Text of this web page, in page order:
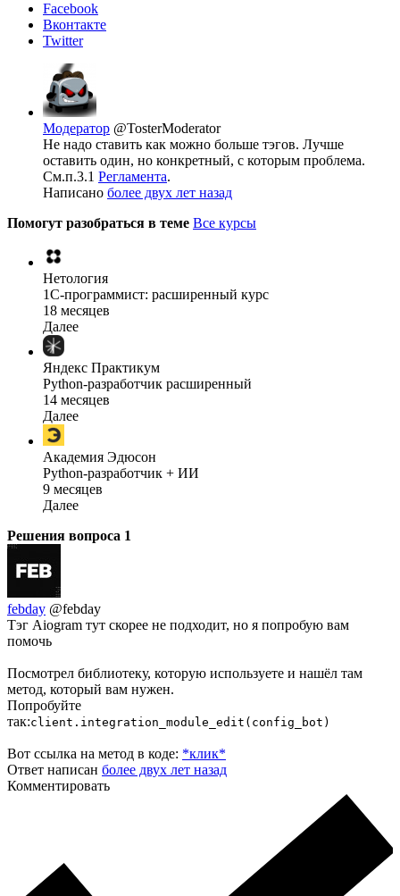
Facebook
Вконтакте
Twitter
Модератор @TosterModerator
Не надо ставить как можно больше тэгов. Лучше
оставить один, но конкретный, с которым проблема.
См.п.3.1 Регламента.
Написано более двух лет назад
Помогут разобраться в теме Все курсы
Нетология
1C-программист: расширенный курс
18 месяцев
Далее
Яндекс Практикум
Python-разработчик расширенный
14 месяцев
Далее
Академия Эдюсон
Python-разработчик + ИИ
9 месяцев
Далее
Решения вопроса 1
febday @febday
Тэг Aiogram тут скорее не подходит, но я попробую вам
помочь
Посмотрел библиотеку, которую используете и нашёл там
метод, который вам нужен.
Попробуйте
так:client.integration_module_edit(config_bot)
Вот ссылка на метод в коде: *клик*
Ответ написан более двух лет назад
Комментировать